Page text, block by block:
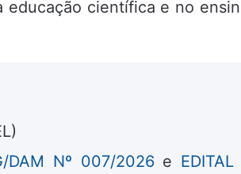
educação científica e no
DAM Nº 007/2026e EDITAL